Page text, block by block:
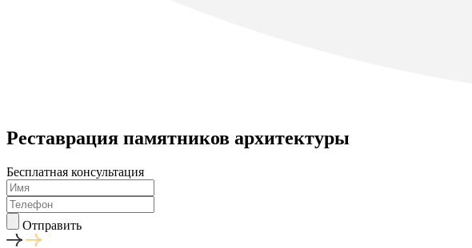
Реставрация памятников архитектуры
Бесплатная консультация
Отправить